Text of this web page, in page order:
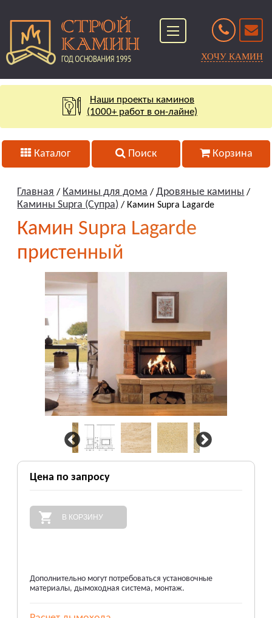
ХОЧУ КАМИН
Наши проекты каминов
(1000+ работ в он-лайне)
Каталог Поиск Корзина
Главная / Камины для дома /Дровяные камины /
Камины Supra (Супра) / Камин Supra Lagarde
Камин Supra Lagarde
пристенный
Цена по запросу
В КОРЗИНУ
Дополнительно могут потребоваться установочные
материалы, дымоходная система, монтаж.